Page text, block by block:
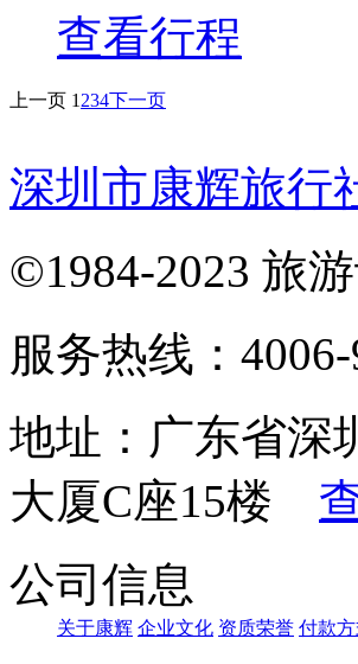
查看行程
上一页 1 234下一页
深圳市康辉旅行
©1984-2023 旅
服务热线：
地址：广东省深
大厦C座15楼
公司信息
关于康辉 企业文化 资质荣誉 付款